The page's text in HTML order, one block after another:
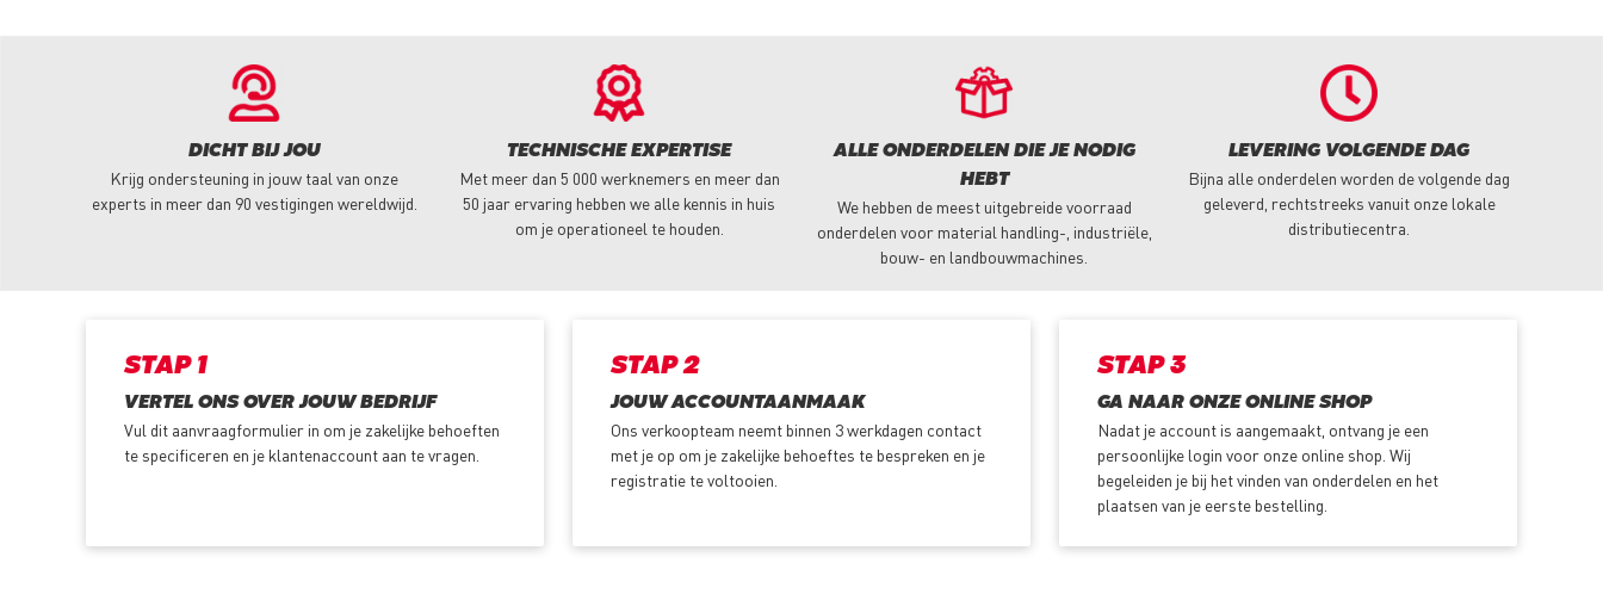
DICHT BIJ JOU
Krijg ondersteuning in jouw taal van onze
experts in meer dan 90 vestigingen wereldwijd.
TECHNISCHE EXPERTISE
Met meer dan 5 000 werknemers en meer dan
50 jaar ervaring hebben we alle kennis in huis
om je operationeel te houden.
ALLE ONDERDELEN DIE JE NODIG
HEBT
We hebben de meest uitgebreide voorraad
onderdelen voor material handling-, industriële,
bouw- en landbouwmachines.
LEVERING VOLGENDE DAG
Bijna alle onderdelen worden de volgende dag
geleverd, rechtstreeks vanuit onze lokale
distributiecentra.
STAP 1
VERTEL ONS OVER JOUW BEDRIJF
Vul dit aanvraagformulier in om je zakelijke behoeften
te specificeren en je klantenaccount aan te vragen.
STAP 2
JOUW ACCOUNTAANMAAK
Ons verkoopteam neemt binnen 3 werkdagen contact
met je op om je zakelijke behoeftes te bespreken en je
registratie te voltooien.
STAP 3
GA NAAR ONZE ONLINE SHOP
Nadat je account is aangemaakt, ontvang je een
persoonlijke login voor onze online shop. Wij
begeleiden je bij het vinden van onderdelen en het
plaatsen van je eerste bestelling.